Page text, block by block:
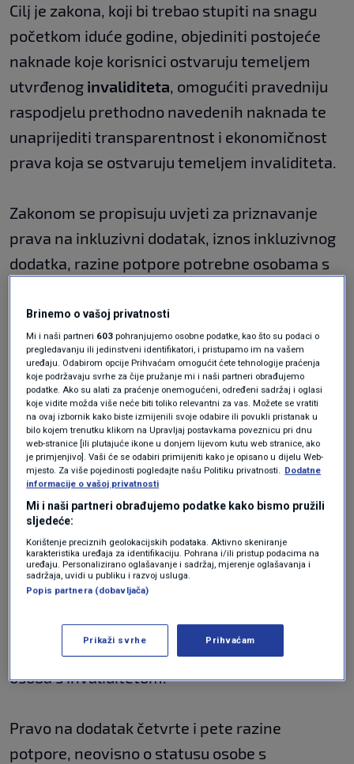
Cilj je zakona, koji bi trebao stupiti na snagu
početkom iduće godine, objediniti postojeće
naknade koje korisnici ostvaruju temeljem
utvrđenog invaliditeta, omogućiti pravedniju
raspodjelu prethodno navedenih naknada te
unaprijediti transparentnost i ekonomičnost
prava koja se ostvaruju temeljem invaliditeta.
Zakonom se propisuju uvjeti za priznavanje
prava na inkluzivni dodatak, iznos inkluzivnog
dodatka, razine potpore potrebne osobama s
inkluzivnog dodatka te druga pitanja povezana
s time, piše tportal.
Pet razina potpore
Prema prijedlogu, inkluzivni dodatak razvrstan
je u pet razina, ovisno o stupnju oštećenja
zdravlja, pri čemu bi prva razina imala najveći
iznos dodatka.
Pravo na inkluzivni dodatak u iznosu prve,
druge i treće razine potpore mogle bi ostvariti
odrasle osobe kojima su utvrđeni III. i IV.
stupanj težine invaliditeta - oštećenja
funkcionalnih sposobnosti, a koje imaju status
osoba s invaliditetom.
Pravo na dodatak četvrte i pete razine
potpore, neovisno o statusu osobe s
Brinemo o vašoj privatnosti
Mi i naši partneri 603 pohranjujemo osobne podatke, kao što su podaci o
pregledavanju ili jedinstveni identifikatori, i pristupamo im na vašem
uređaju. Odabirom opcije Prihvaćam omogućit ćete tehnologije praćenja
koje podržavaju svrhe za čije pružanje mi i naši partneri obrađujemo
podatke. Ako su alati za praćenje onemogućeni, određeni sadržaj i oglasi
koje vidite možda više neće biti toliko relevantni za vas. Možete se vratiti
na ovaj izbornik kako biste izmijenili svoje odabire ili povukli pristanak u
bilo kojem trenutku klikom na Upravljaj postavkama poveznicu pri dnu
web-stranice [ili plutajuće ikone u donjem lijevom kutu web stranice, ako
je primjenjivo]. Vaši će se odabiri primijeniti kako je opisano u dijelu Web-
mjesto. Za više pojedinosti pogledajte našu Politiku privatnosti. Dodatne
informacije o vašoj privatnosti
Mi i naši partneri obrađujemo podatke kako bismo pružili
sljedeće:
Korištenje preciznih geolokacijskih podataka. Aktivno skeniranje
karakteristika uređaja za identifikaciju. Pohrana i/ili pristup podacima na
uređaju. Personalizirano oglašavanje i sadržaj, mjerenje oglašavanja i
sadržaja, uvidi u publiku i razvoj usluga.
Popis partnera (dobavljača)
Prikaži svrhe Prihvaćam